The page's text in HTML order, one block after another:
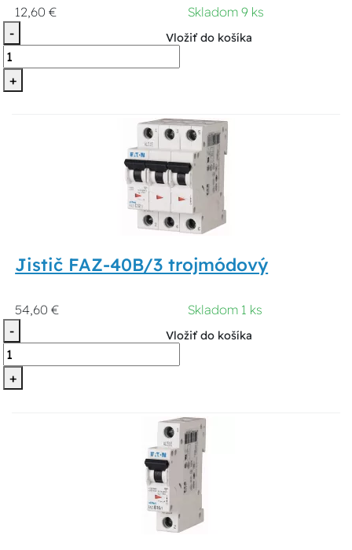
12,60 €
Skladom 9 ks
-
+
Vložiť do košíka
Jistič FAZ-40B/3 trojmódový
54,60 €
Skladom 1 ks
-
+
Vložiť do košíka